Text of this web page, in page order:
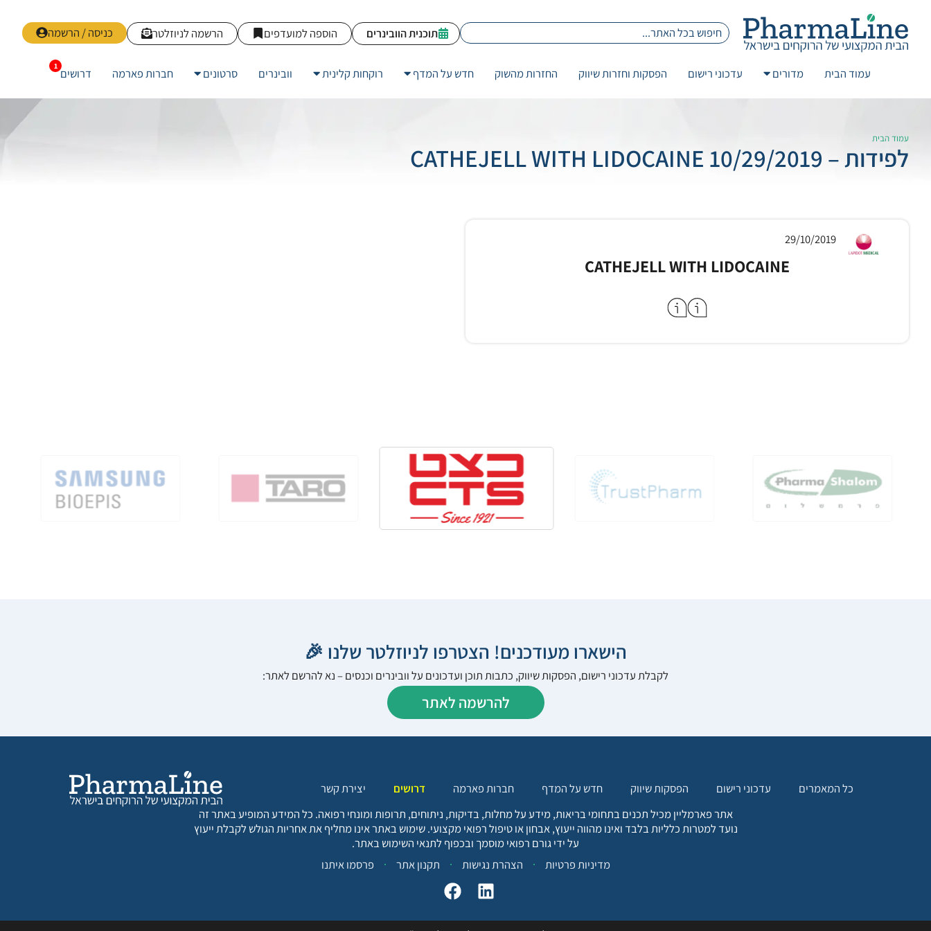
כניסה / הרשמה הרשמה לניוזלטר הוספה למועדפים תוכנית הוובינרים
עמוד הבית מדורים עדכוני רישום הפסקות וחזרות שיווק החזרות מהשוק חדש על המדף רוקחות קלינית וובינרים סרטונים חברות פארמה דרושים
עמוד הבית
לפידות – 10/29/2019 CATHEJELL WITH LIDOCAINE
29/10/2019
CATHEJELL WITH LIDOCAINE
הישארו מעודכנים! הצטרפו לניוזלטר שלנו 🎉
לקבלת עדכוני רישום, הפסקות שיווק, כתבות תוכן ועדכונים על וובינרים וכנסים – נא להרשם לאתר:
להרשמה לאתר
כל המאמרים עדכוני רישום הפסקות שיווק חדש על המדף חברות פארמה דרושים
יצירת קשר
אתר פארמליין מכיל תכנים בתחומי בריאות, מידע על מחלות, בדיקות, ניתוחים, תרופות ומונחי רפואה. כל המידע המופיע באתר זה
נועד למטרות כלליות בלבד ואינו מהווה ייעוץ, אבחון או טיפול רפואי מקצועי. שימוש באתר אינו מחליף את אחריות הגולש לקבלת ייעוץ
על ידי גורם רפואי מוסמך ובכפוף לתנאי השימוש באתר.
מדיניות פרטיות
הצהרת נגישות תקנון אתר פרסמו איתנו